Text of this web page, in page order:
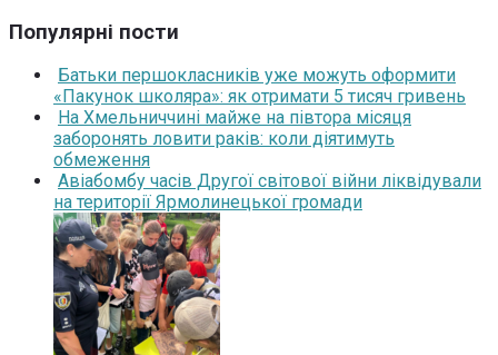
Популярні пости
Батьки першокласників уже можуть оформити
«Пакунок школяра»: як отримати 5 тисяч гривень
На Хмельниччині майже на півтора місяця
заборонять ловити раків: коли діятимуть
обмеження
Авіабомбу часів Другої світової війни ліквідували
на території Ярмолинецької громади